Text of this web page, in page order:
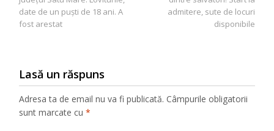
articole
admitere, sute de locuri
disponibile
date de un puști de 18 ani. A
fost arestat
Lasă un răspuns
Adresa ta de email nu va fi publicată. Câmpurile obligatorii
sunt marcate cu*